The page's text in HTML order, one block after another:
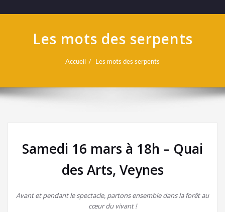
Les mots des serpents
Accueil Les mots des serpents
Samedi 16 mars à 18h – Quai
des Arts, Veynes
Avant et pendant le spectacle, partons ensemble dans la forêt au
cœur du vivant !